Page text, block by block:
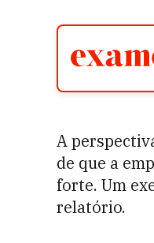
A
de que a
forte. Um
relatório.